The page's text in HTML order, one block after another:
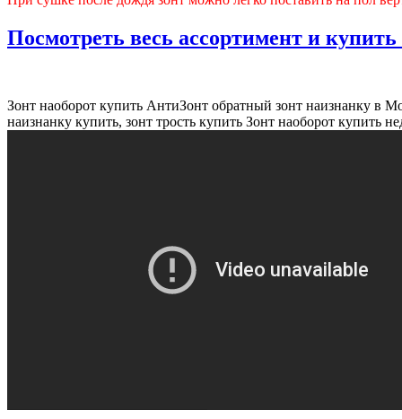
Посмотреть весь ассортимент и
Зонт наоборот купить АнтиЗонт обратный зонт наизнанку в
наизнанку купить, зонт трость купить Зонт наоборот купить